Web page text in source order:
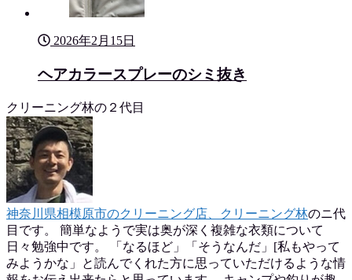
2026年2月15日
ヘアカラースプレーのシミ抜き
クリーニング林の２代目
神奈川県相模原市のクリーニング店、クリーニング林のニ代
目です。 簡単なようで実は奥が深く複雑な衣類について
日々勉強中です。 「なるほど」「そうなんだ」[私もやって
みようかな」と読んでくれた方に思っていただけるような情